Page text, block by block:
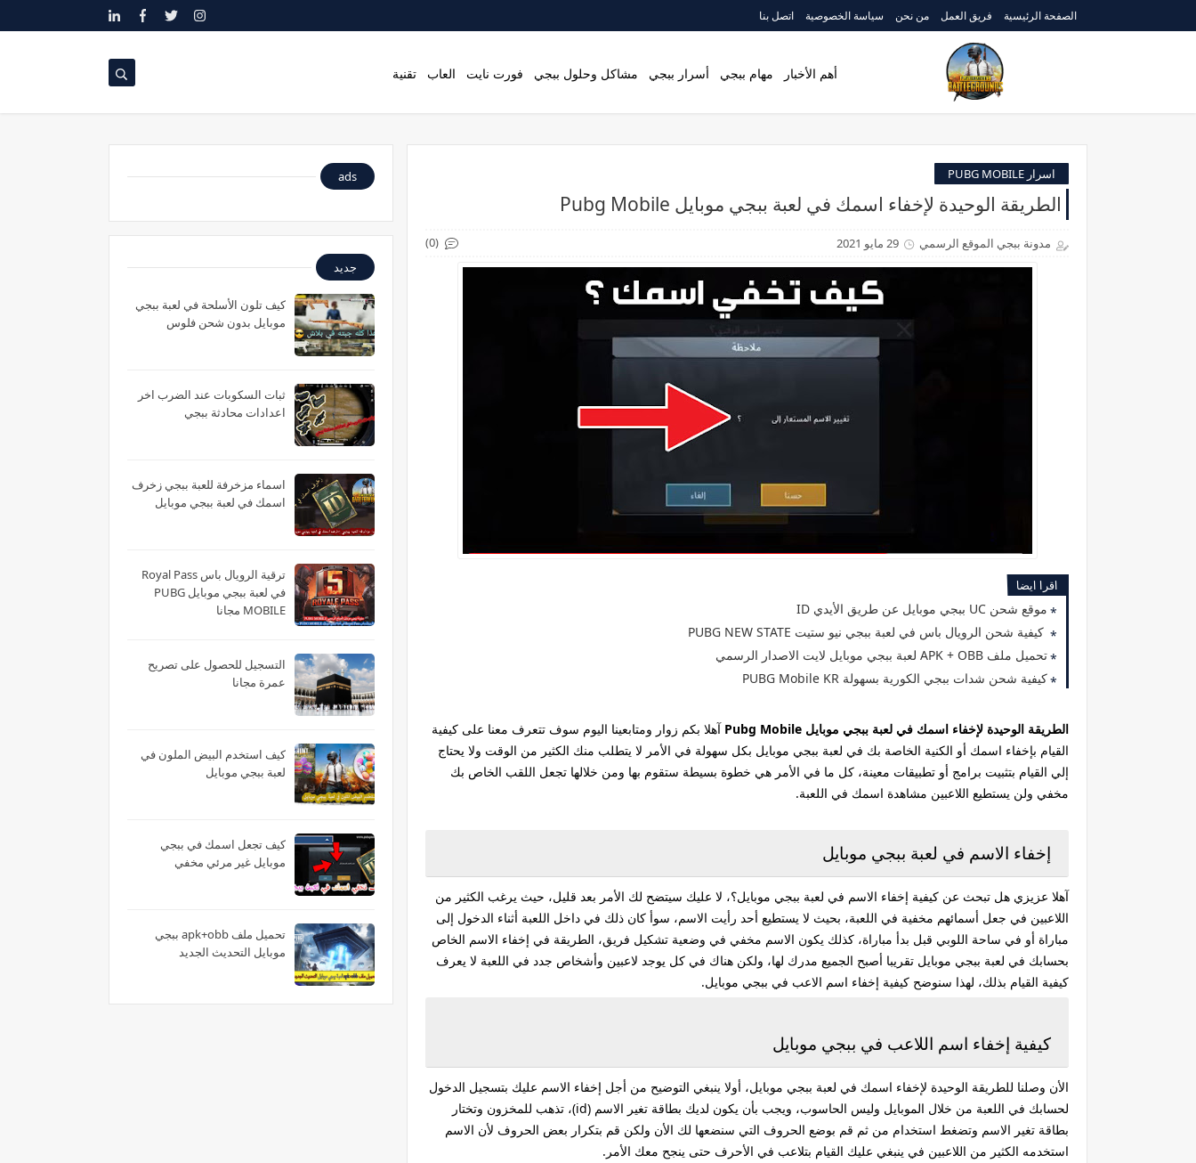
الصفحة الرئيسية فريق العمل من نحن سياسة الخصوصية اتصل بنا
أهم الأخبار مهام ببجي أسرار ببجي مشاكل وحلول ببجي فورت نايت العاب تقنية
اسرار PUBG MOBILE
الطريقة الوحيدة لإخفاء اسمك في لعبة ببجي موبايل Pubg Mobile
مدونة ببجي الموقع الرسمي 29 مايو 2021 (0)
اقرا ايضا
موقع شحن UC ببجي موبايل عن طريق الأيدي ID
كيفية شحن الرويال باس في لعبة ببجي نيو ستيت PUBG NEW STATE
تحميل ملف APK + OBB لعبة ببجي موبايل لايت الاصدار الرسمي
كيفية شحن شدات ببجي الكورية بسهولة PUBG Mobile KR
الطريقة الوحيدة لإخفاء اسمك في لعبة ببجي موبايل Pubg Mobile
آهلا بكم زوار ومتابعينا اليوم سوف تتعرف معنا على كيفية
القيام بإخفاء اسمك أو الكنية الخاصة بك في لعبة ببجي موبايل بكل سهولة في الأمر لا يتطلب منك الكثير من الوقت ولا يحتاج
إلي القيام بتثبيت برامج أو تطبيقات معينة، كل ما في الأمر هي خطوة بسيطة ستقوم بها ومن خلالها تجعل اللقب الخاص بك
مخفي ولن يستطيع اللاعبين مشاهدة اسمك في اللعبة.
إخفاء الاسم في لعبة ببجي موبايل
آهلا عزيزي هل تبحث عن كيفية إخفاء الاسم في لعبة ببجي موبايل؟، لا عليك سيتضح لك الأمر بعد قليل، حيث يرغب الكثير من
اللاعبين في جعل أسمائهم مخفية في اللعبة، بحيث لا يستطيع أحد رأيت الاسم، سوأ كان ذلك في داخل اللعبة أثناء الدخول إلى
مباراة أو في ساحة اللوبي قبل بدأ مباراة، كذلك يكون الاسم مخفي في وضعية تشكيل فريق، الطريقة في إخفاء الاسم الخاص
بحسابك في لعبة ببجي موبايل تقريبا أصبح الجميع مدرك لها، ولكن هناك في كل يوجد لاعبين وأشخاص جدد في اللعبة لا يعرف
كيفية القيام بذلك، لهذا سنوضح كيفية إخفاء اسم الاعب في ببجي موبايل.
كيفية إخفاء اسم اللاعب في ببجي موبايل
الأن وصلنا للطريقة الوحيدة لإخفاء اسمك في لعبة ببجي موبايل، أولا ينبغي التوضيح من أجل إخفاء الاسم عليك بتسجيل الدخول
لحسابك في اللعبة من خلال الموبايل وليس الحاسوب، ويجب بأن يكون لديك بطاقة تغير الاسم (id)، تذهب للمخزون وتختار
بطاقة تغير الاسم وتضغط استخدام من ثم قم بوضع الحروف التي سنضعها لك الأن ولكن قم بتكرار بعض الحروف لأن الاسم
استخدمه الكثير من اللاعبين في ينبغي عليك القيام بتلاعب في الأحرف حتى ينجح معك الأمر.
ads
جديد
كيف تلون الأسلحة في لعبة ببجي
موبايل بدون شحن فلوس
ثبات السكوبات عند الضرب اخر
اعدادات محادثة ببجي
اسماء مزخرفة للعبة ببجي زخرف
اسمك في لعبة ببجي موبايل
ترقية الرويال باس Royal Pass
في لعبة ببجي موبايل PUBG
MOBILE مجانا
التسجيل للحصول على تصريح
عمرة مجانا
كيف استخدم البيض الملون في
لعبة ببجي موبايل
كيف تجعل اسمك في ببجي
موبايل غير مرئي مخفي
تحميل ملف apk+obb ببجي
موبايل التحديث الجديد